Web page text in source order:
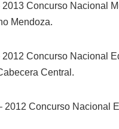
2013 Concurso Nacional
Mendoza.
2012 Concurso Nacional
Central.
2012 Concurso Nacional